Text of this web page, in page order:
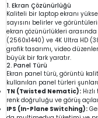
1. Ekran Çözünürlüğü
Kaliteli bir laptop ekranı
sayısını belirler ve
ekran çözünürlükleri arasında
(2560x1440) ve 4K Ultra HD
grafik tasarımı, video
büyük bir fark yaratır.
2. Panel Türü
Ekran panel türü, görüntü
kullanılan panel türleri
TN (Twisted Nematic):
renk doğruluğu ve görüş
IPS (In-Plane Switching):